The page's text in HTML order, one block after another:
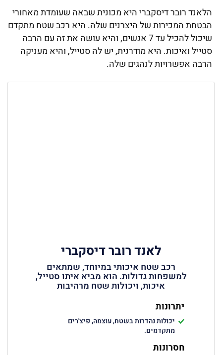
הלאנד רובר דיסקברי היא מכונית שבאה שעומדת מאחורי
הבטחת המכירות של היצרנים שלה. היא רכב שטח מתקדם
שיכול להכיל עד 7 אנשים, והיא עושה את זה עם הרבה
סטייל ואיכות. היא מודרנית, יש לה סטייל, והיא מעניקה
הרבה אפשרויות לנהגים שלה.
לאנד רובר דיסקברי
רכב שטח איכותי במיוחד, שמתאים
למשפחות גדולות. הוא מביא איתו סטייל,
איכות, ויכולות שטח מרהיבות
יתרונות
יכולות נהדרות בשטח, עוצמה, פיצ'רים
מתקדמים.
חסרונות